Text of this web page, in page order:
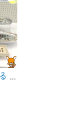
【日進】手作りの温かみ感じる 第４３回日進市手工芸連盟展